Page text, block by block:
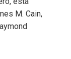
M. Cain,